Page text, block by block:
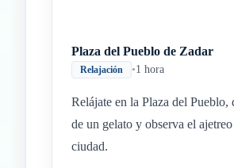
Plaza del Pueblo de Zadar
Relajación •1 hora
Relájate en la Plaza del Pueblo,
de un gelato y observa el
ciudad.